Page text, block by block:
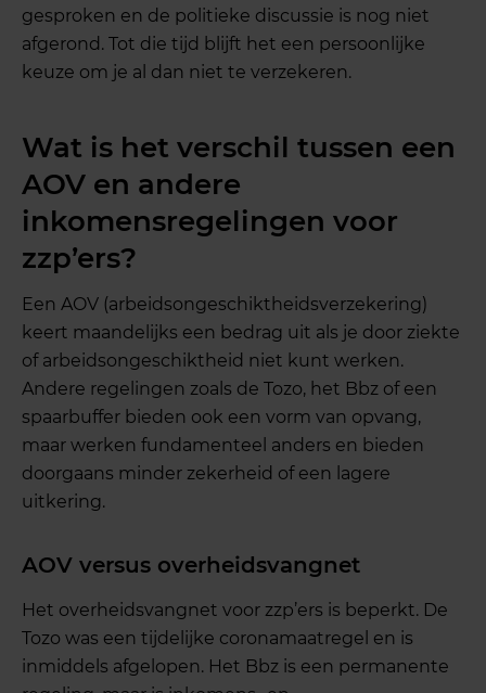
gesproken en de politieke discussie is nog niet
afgerond. Tot die tijd blijft het een persoonlijke
keuze om je al dan niet te verzekeren.
Wat is het verschil tussen een
AOV en andere
inkomensregelingen voor
zzp’ers?
Een AOV (arbeidsongeschiktheidsverzekering)
keert maandelijks een bedrag uit als je door ziekte
of arbeidsongeschiktheid niet kunt werken.
Andere regelingen zoals de Tozo, het Bbz of een
spaarbuffer bieden ook een vorm van opvang,
maar werken fundamenteel anders en bieden
doorgaans minder zekerheid of een lagere
uitkering.
AOV versus overheidsvangnet
Het overheidsvangnet voor zzp’ers is beperkt. De
Tozo was een tijdelijke coronamaatregel en is
inmiddels afgelopen. Het Bbz is een permanente